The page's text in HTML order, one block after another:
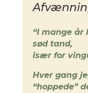
“I mange
sød tand,
især for
Hver gang
“hoppede”